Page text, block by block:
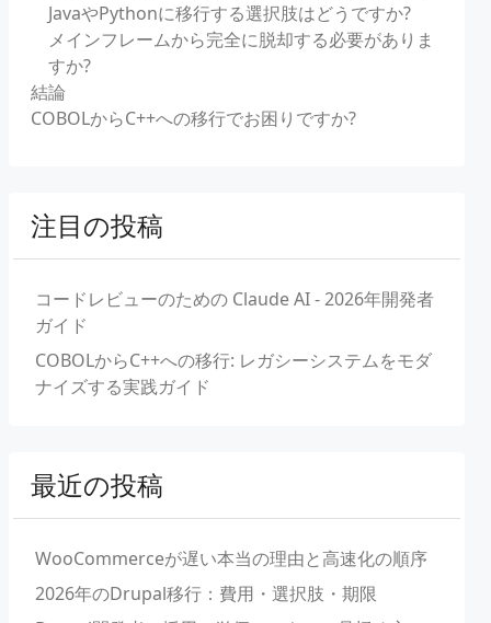
JavaやPythonに移行する選択肢はどうですか?
メインフレームから完全に脱却する必要がありま
すか?
結論
COBOLからC++への移行でお困りですか?
注目の投稿
コードレビューのための Claude AI - 2026年開発者
ガイド
COBOLからC++への移行: レガシーシステムをモダ
ナイズする実践ガイド
最近の投稿
WooCommerceが遅い本当の理由と高速化の順序
2026年のDrupal移行：費用・選択肢・期限